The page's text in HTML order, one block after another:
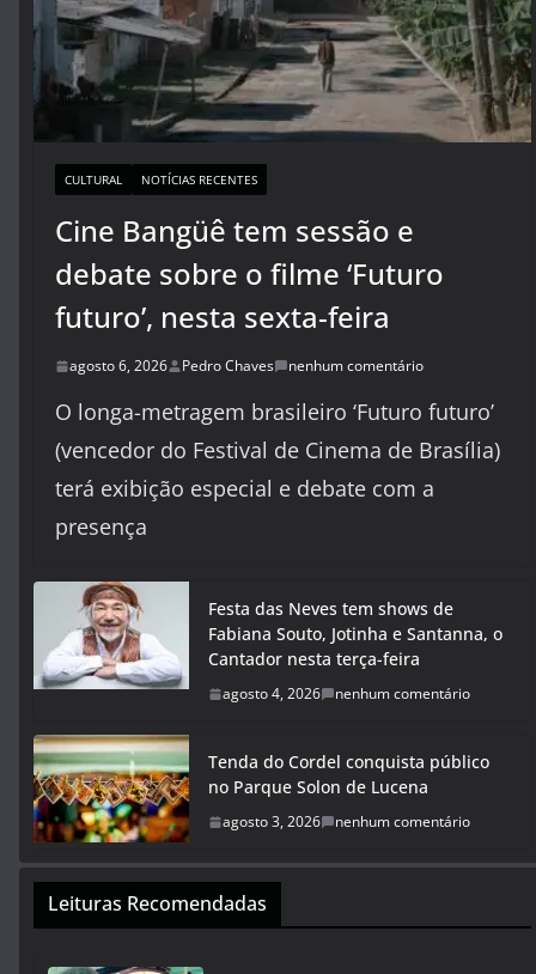
CULTURAL NOTÍCIAS RECENTES
Cine Bangüê tem sessão e
debate sobre o filme ‘Futuro
futuro’, nesta sexta-feira
agosto 6, 2026 Pedro Chaves nenhum comentário
O longa-metragem brasileiro ‘Futuro futuro’
(vencedor do Festival de Cinema de Brasília)
terá exibição especial e debate com a
presença
Festa das Neves tem shows de
Fabiana Souto, Jotinha e Santanna, o
Cantador nesta terça-feira
agosto 4, 2026 nenhum comentário
Tenda do Cordel conquista público
no Parque Solon de Lucena
agosto 3, 2026 nenhum comentário
Leituras Recomendadas